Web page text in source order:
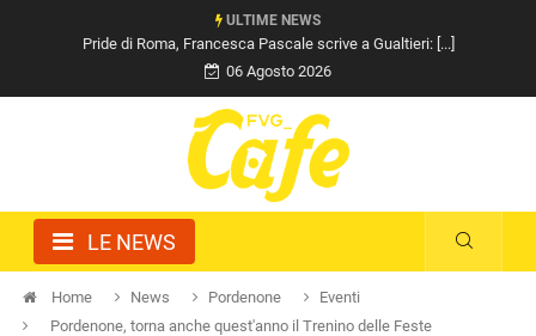
ULTIME NEWS
Pride di Roma, Francesca Pascale scrive a Gualtieri: [...]
06 Agosto 2026
LE NEWS
Home News Pordenone
Eventi
Pordenone, torna anche quest'anno il Trenino delle Feste